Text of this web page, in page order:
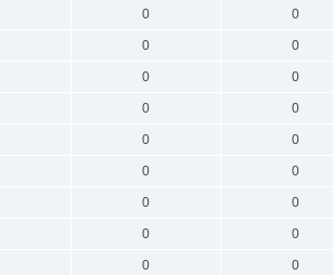
0 0
0 0
0 0
0 0
0 0
0 0
0 0
0 0
0 0